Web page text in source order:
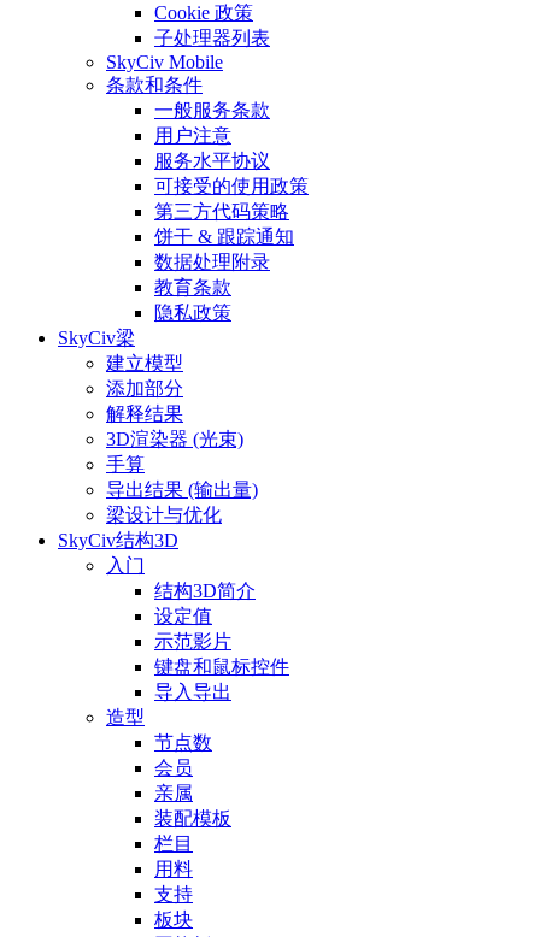
Cookie 政策
子处理器列表
SkyCiv Mobile
条款和条件
一般服务条款
用户注意
服务水平协议
可接受的使用政策
第三方代码策略
饼干 & 跟踪通知
数据处理附录
教育条款
隐私政策
SkyCiv梁
建立模型
添加部分
解释结果
3D渲染器 (光束)
手算
导出结果 (输出量)
梁设计与优化
SkyCiv结构3D
入门
结构3D简介
设定值
示范影片
键盘和鼠标控件
导入导出
造型
节点数
会员
亲属
装配模板
栏目
用料
支持
板块